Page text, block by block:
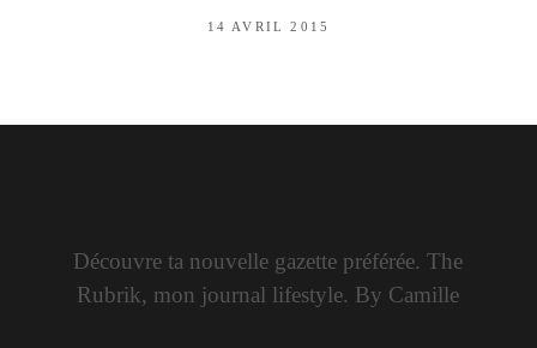
14 AVRIL 2015
Découvre ta nouvelle gazette préférée. The
Rubrik, mon journal lifestyle. By Camille